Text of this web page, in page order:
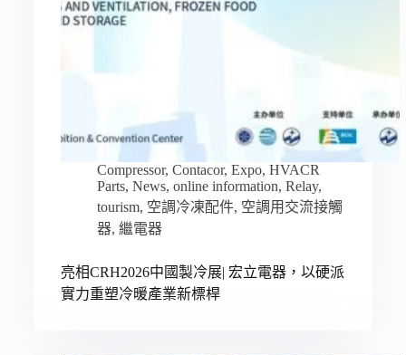
Compressor, Contacor, Expo, HVACR
Parts, News, online information, Relay,
tourism, 空調冷凍配件, 空調用交流接觸
器, 繼電器
亮相CRH2026中國製冷展| 宏立電器，以硬派
實力重塑冷暖產業新標桿